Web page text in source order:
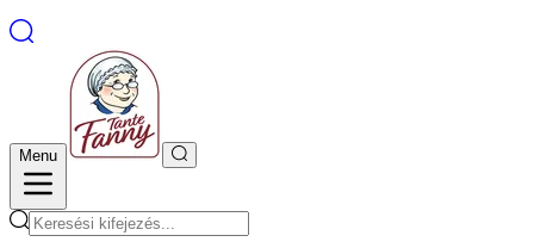
Menu